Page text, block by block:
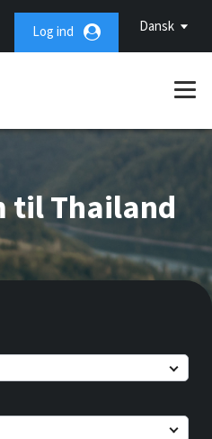
Dansk
Log ind
til Thailand